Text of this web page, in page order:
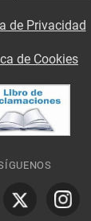
de Privacidad
de Cookies